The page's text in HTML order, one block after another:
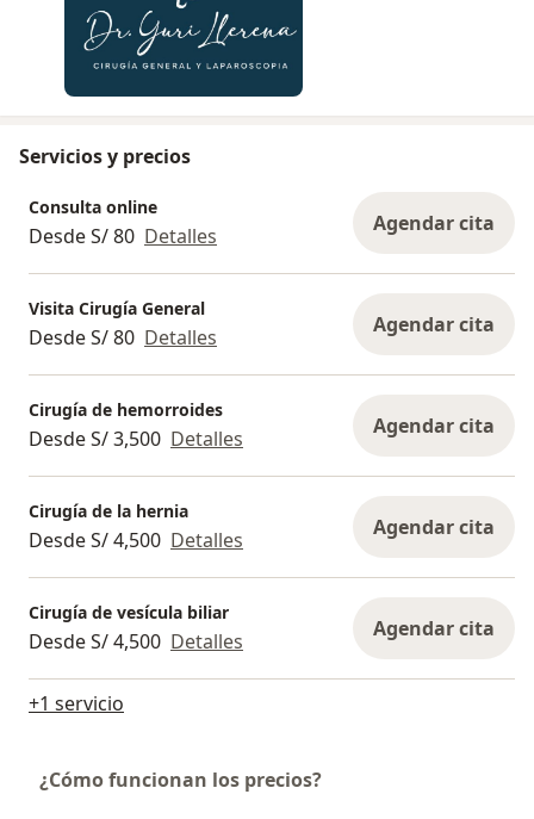
Servicios y precios
Consulta online
Desde S/ 80 Detalles Agendar cita
Visita Cirugía General
Desde S/ 80 Detalles Agendar cita
Cirugía de hemorroides
Desde S/ 3,500 Detalles Agendar cita
Cirugía de la hernia
Desde S/ 4,500 Detalles Agendar cita
Cirugía de vesícula biliar
Desde S/ 4,500 Detalles Agendar cita
+1 servicio
¿Cómo funcionan los precios?